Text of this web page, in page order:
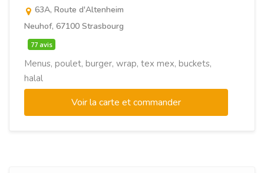
63A, Route d'Altenheim
Neuhof, 67100 Strasbourg
77 avis
Menus, poulet, burger, wrap, tex mex, buckets,
halal
Voir la carte et commander